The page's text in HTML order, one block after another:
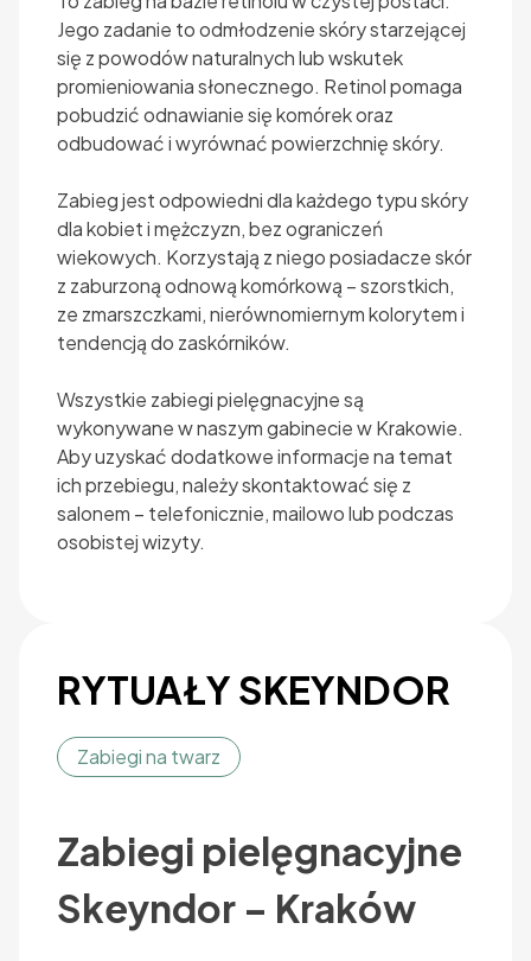
Jego zadanie to odmłodzenie skóry starzejącej
się z powodów naturalnych lub wskutek
promieniowania słonecznego. Retinol pomaga
pobudzić odnawianie się komórek oraz
odbudować i wyrównać powierzchnię skóry.
Zabieg jest odpowiedni dla każdego typu skóry
dla kobiet i mężczyzn, bez ograniczeń
wiekowych. Korzystają z niego posiadacze skór
z zaburzoną odnową komórkową – szorstkich,
ze zmarszczkami, nierównomiernym kolorytem i
tendencją do zaskórników.
Wszystkie zabiegi pielęgnacyjne są
wykonywane w naszym gabinecie w Krakowie.
Aby uzyskać dodatkowe informacje na temat
ich przebiegu, należy skontaktować się z
salonem – telefonicznie, mailowo lub podczas
osobistej wizyty.
RYTUAŁY SKEYNDOR
Zabiegi na twarz
Zabiegi pielęgnacyjne
Skeyndor – Kraków